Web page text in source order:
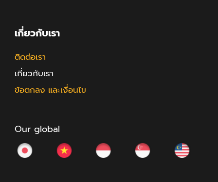
เกี่ยวกับเรา
ติดต่อเรา
เกี่ยวกับเรา
ข้อตกลง และเงื่อนไข
Our global